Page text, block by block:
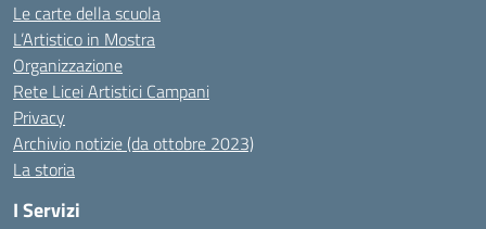
Le carte della scuola
L’Artistico in Mostra
Organizzazione
Rete Licei Artistici Campani
Privacy
Archivio notizie (da ottobre 2023)
La storia
I Servizi